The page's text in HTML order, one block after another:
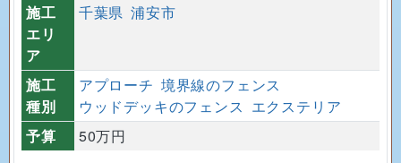
施工
エリ
ア
千葉県 浦安市
施工
種別
アプローチ 境界線のフェンス
ウッドデッキのフェンス エクステリア
予算
50万円